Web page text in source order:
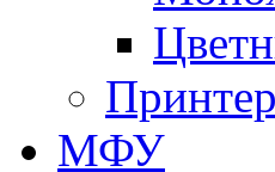
МФУ